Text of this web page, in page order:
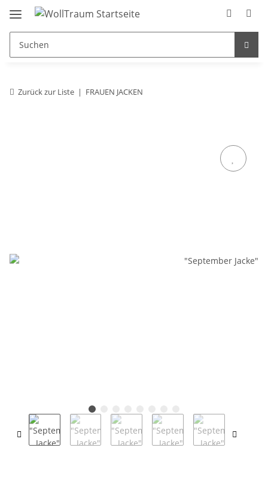
Zurück zur Liste FRAUEN JACKEN